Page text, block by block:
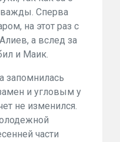
Сперва
на этот раз с
а вслед за
и Маик.
запомнилась
и угловым у
не изменился.
части